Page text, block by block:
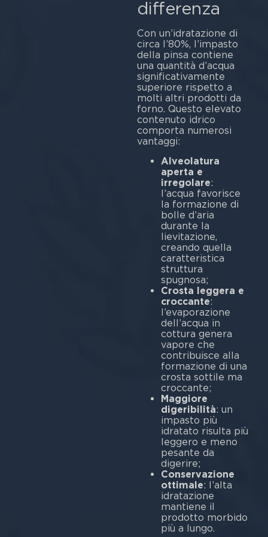
differenza
Con un’idratazione di
circa l’80%, l’impasto
della pinsa contiene
una quantità d’acqua
significativamente
superiore rispetto a
molti altri prodotti da
forno. Questo elevato
contenuto idrico
comporta numerosi
vantaggi:
Alveolatura
aperta e
irregolare:
l’acqua favorisce
la formazione di
bolle d’aria
durante la
lievitazione,
creando quella
caratteristica
struttura
spugnosa;
Crosta leggera e
croccante:
l’evaporazione
dell’acqua in
cottura genera
vapore che
contribuisce alla
formazione di una
crosta sottile ma
croccante;
Maggiore
digeribilità: un
impasto più
idratato risulta più
leggero e meno
pesante da
digerire;
Conservazione
ottimale: l’alta
idratazione
mantiene il
prodotto morbido
più a lungo.